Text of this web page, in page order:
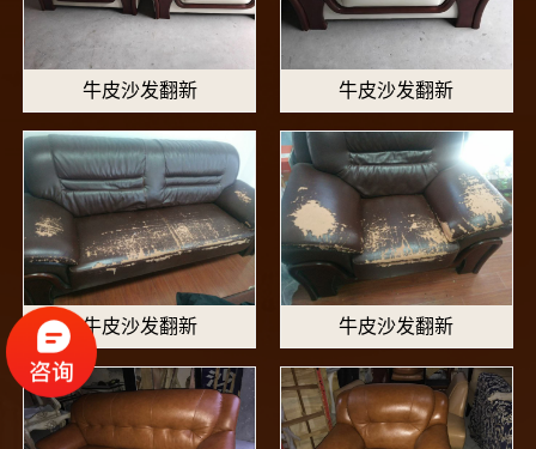
牛皮沙发翻新 牛皮沙发翻新
牛皮沙发翻新 牛皮沙发翻新